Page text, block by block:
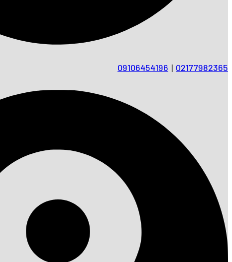
09106454196 | 02177982365